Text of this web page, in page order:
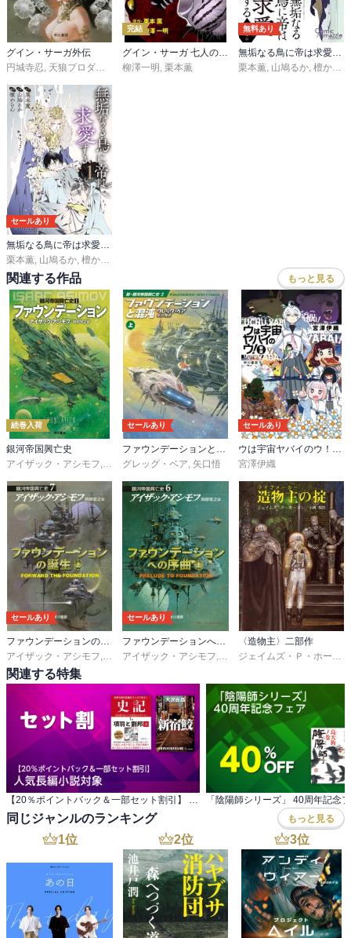
グイン・サーガ外伝
円城寺忍, 天狼プロダクション
完結
グイン・サーガ 七人の魔道師
柳澤一明 , 栗本薫
無料あり
無垢なる鳥に帝は求愛する
栗本薫, 山鳩るか, 檀からん
セールあり
栗本薫 山鳩るか 檀からん
関連する作品 もっと見る
続巻入荷
銀河帝国興亡史
アイザック・アシモフ, 岡部宏之
セールあり
ファウンデーションと混沌
グレッグ・ベア, 矢口悟
セールあり
ウは宇宙ヤバイのウ！〔新版〕
宮澤伊織
セールあり
アイザック・アシモフ
岡部宏之
セールあり
アイザック・アシモフ
岡部宏之
〈造物主〉二部作
関連する特集
「陰陽師シリーズ」 40周年記念
同じジャンルのランキング もっと見る
1位 2位 3位